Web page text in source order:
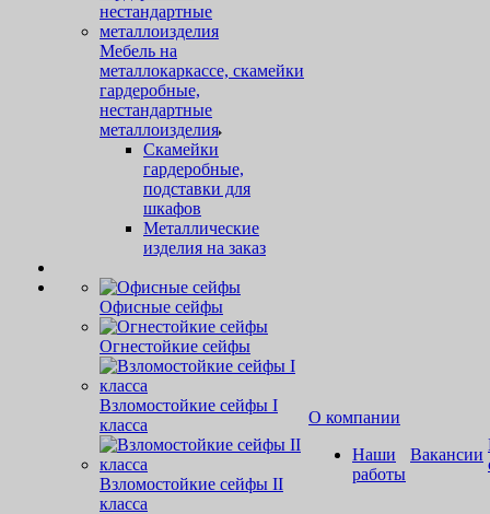
Мебель на
металлокаркассе, скамейки
гардеробные,
нестандартные
металлоизделия
Скамейки
гардеробные,
подставки для
шкафов
Металлические
изделия на заказ
Офисные сейфы
Огнестойкие сейфы
Взломостойкие сейфы I
класса
Взломостойкие сейфы II
класса
О компании
Наши
работы
Вакансии